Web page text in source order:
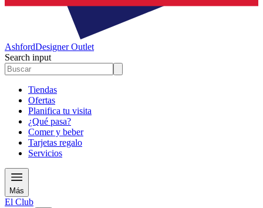
AshfordDesigner Outlet
Search input
Tiendas
Ofertas
Planifica tu visita
¿Qué pasa?
Comer y beber
Tarjetas regalo
Servicios
Más
El Club